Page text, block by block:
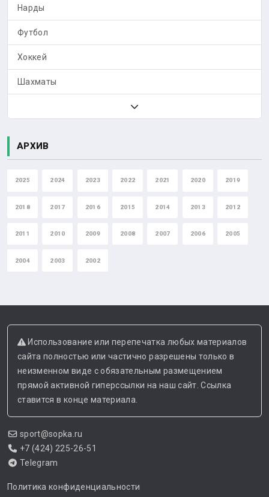
Нарды
Футбол
Хоккей
Шахматы
АРХИВ
2025 2024 2023 2022 2021 2020 2019
2018 2017 2016 2015 2014 2013 2012
2011 2010 2009 2008 2007 2006 2005
2004 2003 2002
Использование или перепечатка любых материалов
сайта полностью или частично разрешены только в
неизменном виде с обязательным размещением
прямой активной гиперссылки на наш сайт. Ссылка
ставится в конце материала.
sport@sopka.ru
+7 (424) 225-26-51
Telegram
Политика конфиденциальности